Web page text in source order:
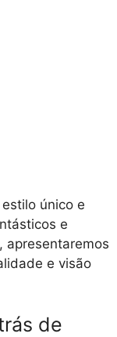
único e
e
apresentaremos
e visão
de